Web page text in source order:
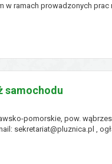
w ramach prowadzonych prac
Gminy...
samochodu
pomorskie, pow.
sekretariat@pluznica.pl ,